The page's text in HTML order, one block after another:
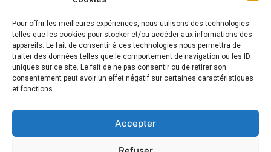
Pour offrir les meilleures expériences, nous utilisons des technologies
telles que les cookies pour stocker et/ou accéder aux informations des
appareils. Le fait de consentir à ces technologies nous permettra de
traiter des données telles que le comportement de navigation ou les ID
uniques sur ce site. Le fait de ne pas consentir ou de retirer son
consentement peut avoir un effet négatif sur certaines caractéristiques
et fonctions.
Accepter